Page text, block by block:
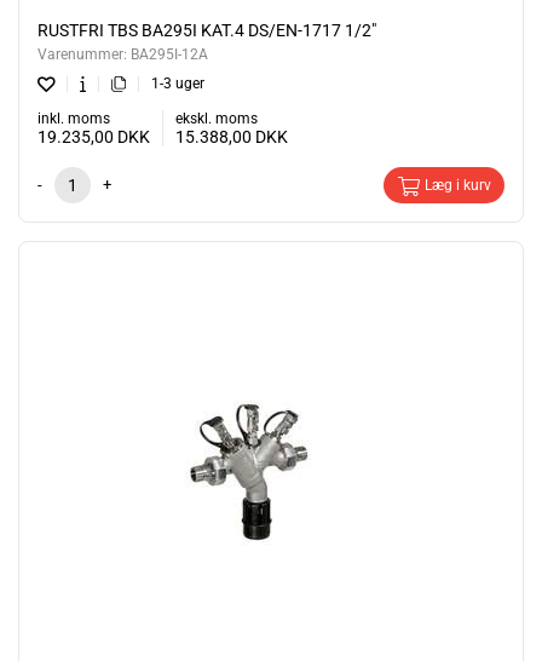
RUSTFRI TBS BA295I KAT.4 DS/EN-1717 1/2"
Varenummer: BA295I-12A
1-3 uger
inkl. moms
19.235,00 DKK
ekskl. moms
15.388,00 DKK
- + Læg i kurv